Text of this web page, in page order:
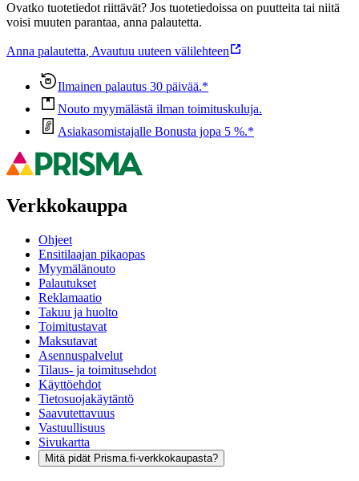
Ovatko tuotetiedot riittävät? Jos tuotetiedoissa on puutteita tai niitä
voisi muuten parantaa, anna palautetta.
Anna palautetta, Avautuu uuteen välilehteen
Ilmainen palautus 30 päivää.*
Nouto myymälästä ilman toimituskuluja.
Asiakasomistajalle Bonusta jopa 5 %.*
Verkkokauppa
Ohjeet
Ensitilaajan pikaopas
Myymälänouto
Palautukset
Reklamaatio
Takuu ja huolto
Toimitustavat
Maksutavat
Asennuspalvelut
Tilaus- ja toimitusehdot
Käyttöehdot
Tietosuojakäytäntö
Saavutettavuus
Vastuullisuus
Sivukartta
Mitä pidät Prisma.fi-verkkokaupasta?